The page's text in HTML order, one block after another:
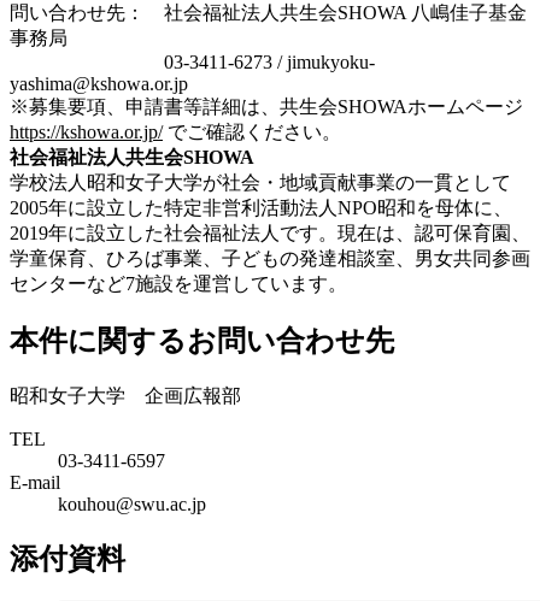
問い合わせ先： 社会福祉法人共生会SHOWA 八嶋佳子基金
事務局
03-3411-6273 / jimukyoku-
yashima@kshowa.or.jp
※募集要項、申請書等詳細は、共生会SHOWAホームページ
https://kshowa.or.jp/でご確認ください。
社会福祉法人共生会SHOWA
学校法人昭和女子大学が社会・地域貢献事業の一貫として
2005年に設立した特定非営利活動法人NPO昭和を母体に、
2019年に設立した社会福祉法人です。現在は、認可保育園、
学童保育、ひろば事業、子どもの発達相談室、男女共同参画
センターなど7施設を運営しています。
本件に関するお問い合わせ先
昭和女子大学 企画広報部
TEL
03-3411-6597
E-mail
kouhou@swu.ac.jp
添付資料